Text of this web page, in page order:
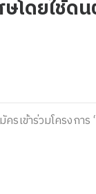
โดยใช้ด
รเข้าร่วมโครงกา